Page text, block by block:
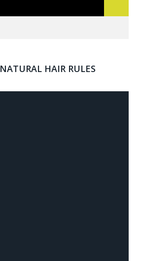
NATURAL HAIR RULES